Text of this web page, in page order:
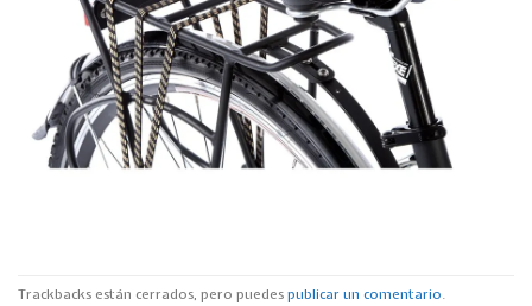
Trackbacks están cerrados, pero puedespublicar un comentario.